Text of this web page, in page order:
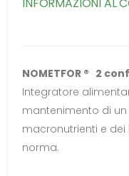
NOMETFOR ® 2
Integratore
mantenimento di
macronutrienti e
norma.